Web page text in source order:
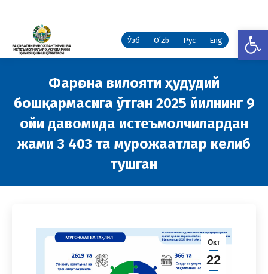
Ўзб Oʻzb Рус Eng
Фарғона вилояти ҳудудий
бошқармасига ўтган 2025 йилнинг 9
ойи давомида истеъмолчилардан
жами 3 403 та мурожаатлар келиб
тушган
Окт
22